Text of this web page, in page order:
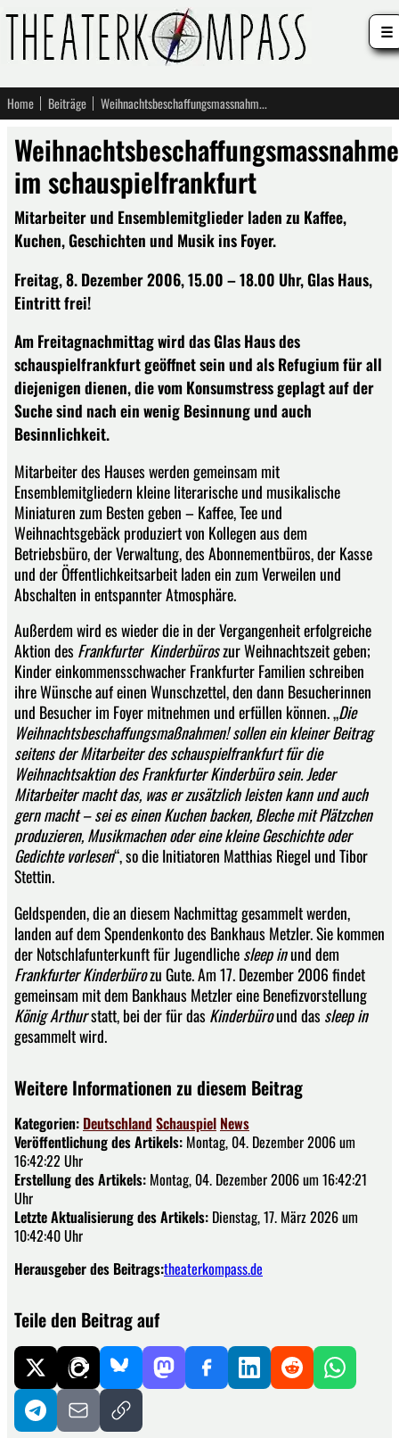
Home Beiträge Weihnachtsbeschaffungsmassnahmen! im schauspielfrankfurt
im schauspielfrankfurt
Mitarbeiter und Ensemblemitglieder laden zu Kaffee,
Kuchen, Geschichten und Musik ins Foyer.
Freitag, 8. Dezember 2006, 15.00 – 18.00 Uhr, Glas Haus,
Eintritt frei!
Am Freitagnachmittag wird das Glas Haus des
schauspielfrankfurt geöffnet sein und als Refugium für all
diejenigen dienen, die vom Konsumstress geplagt auf der
Suche sind nach ein wenig Besinnung und auch
Besinnlichkeit.
Mitarbeiter des Hauses werden gemeinsam mit
Ensemblemitgliedern kleine literarische und musikalische
Miniaturen zum Besten geben – Kaffee, Tee und
Weihnachtsgebäck produziert von Kollegen aus dem
Betriebsbüro, der Verwaltung, des Abonnementbüros, der Kasse
und der Öffentlichkeitsarbeit laden ein zum Verweilen und
Abschalten in entspannter Atmosphäre.
Außerdem wird es wieder die in der Vergangenheit erfolgreiche
Aktion des Frankfurter Kinderbüroszur Weihnachtszeit geben;
Kinder einkommensschwacher Frankfurter Familien schreiben
ihre Wünsche auf einen Wunschzettel, den dann Besucherinnen
und Besucher im Foyer mitnehmen und erfüllen können. „Die
Weihnachtsbeschaffungsmaßnahmen! sollen ein kleiner Beitrag
seitens der Mitarbeiter des schauspielfrankfurt für die
Weihnachtsaktion des Frankfurter Kinderbüro sein. Jeder
Mitarbeiter macht das, was er zusätzlich leisten kannund auch
gern macht – sei es einen Kuchen backen, Bleche mit Plätzchen
produzieren, Musikmachen oder eine kleine Geschichte oder
Gedichte vorlesen“, so die Initiatoren Matthias Riegel und Tibor
Stettin.
Geldspenden, die an diesem Nachmittag gesammelt werden,
landen auf dem Spendenkonto des Bankhaus Metzler. Sie kommen
der Notschlafunterkunft für Jugendlichesleep inund dem
Frankfurter Kinderbürozu Gute. Am 17. Dezember 2006 findet
gemeinsam mit dem Bankhaus Metzler eine Benefizvorstellung
König Arthurstatt, bei der für das Kinderbüround das sleep in
gesammelt wird.
Weitere Informationen zu diesem Beitrag
Kategorien: Deutschland Schauspiel News
Veröffentlichung des Artikels: Montag, 04. Dezember 2006 um
16:42:22 Uhr
Erstellung des Artikels: Montag, 04. Dezember 2006 um 16:42:21
Uhr
Letzte Aktualisierung des Artikels: Dienstag, 17. März 2026 um
10:42:40 Uhr
Herausgeber des Beitrags:theaterkompass.de
Teile den Beitrag auf
☰